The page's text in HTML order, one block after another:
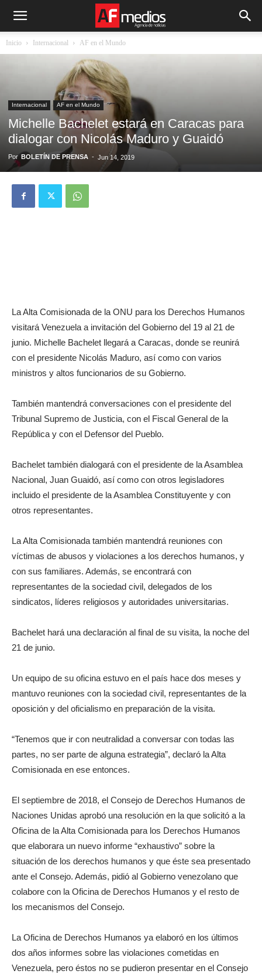
Inicio Internacional AF en el Mundo
Internacional AF en el Mundo
Michelle Bachelet estará en Caracas para
dialogar con Nicolás Maduro y Guaidó
Por BOLETÍN DE PRENSA - Jun 14, 2019
La Alta Comisionada de la ONU para los Derechos Humanos
visitará Venezuela a invitación del Gobierno del 19 al 21 de
junio. Michelle Bachelet llegará a Caracas, donde se reunirá
con el presidente Nicolás Maduro, así como con varios
ministros y altos funcionarios de su Gobierno.
También mantendrá conversaciones con el presidente del
Tribunal Supremo de Justicia, con el Fiscal General de la
República y con el Defensor del Pueblo.
Bachelet también dialogará con el presidente de la Asamblea
Nacional, Juan Guaidó, así como con otros legisladores
incluido el presidente de la Asamblea Constituyente y con
otros representantes.
La Alta Comisionada también mantendrá reuniones con
víctimas de abusos y violaciones a los derechos humanos, y
con sus familiares. Además, se encontrará con
representantes de la sociedad civil, delegados de los
sindicatos, líderes religiosos y autoridades universitarias.
Bachelet hará una declaración al final de su visita, la noche del
21 de junio.
Un equipo de su oficina estuvo en el país hace dos meses y
mantuvo reuniones con la sociedad civil, representantes de la
oposición y del oficialismo en preparación de la visita.
“Tenemos que ir con neutralidad a conversar con todas las
partes, no ser parte de alguna estrategia”, declaró la Alta
Comisionada en ese entonces.
El septiembre de 2018, el Consejo de Derechos Humanos de
Naciones Unidas aprobó una resolución en la que solicitó a la
Oficina de la Alta Comisionada para los Derechos Humanos
que elaborara un nuevo informe “exhaustivo” sobre la
situación de los derechos humanos y que éste sea presentado
ante el Consejo. Además, pidió al Gobierno venezolano que
colabore con la Oficina de Derechos Humanos y el resto de
los mecanismos del Consejo.
La Oficina de Derechos Humanos ya elaboró en los últimos
dos años informes sobre las violaciones cometidas en
Venezuela, pero éstos no se pudieron presentar en el Consejo